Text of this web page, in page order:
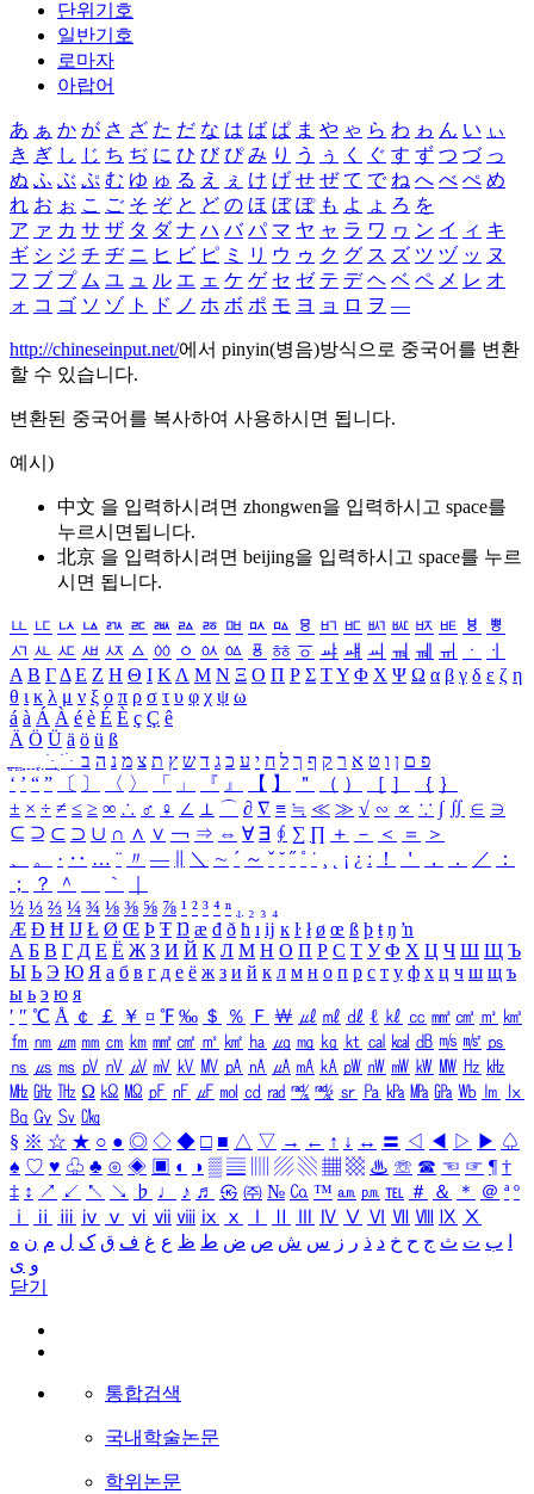
단위기호
일반기호
로마자
아랍어
あ ぁ か が さ ざ た だ な は ば ぱ ま や ゃ ら わ ゎ ん い ぃ
き ぎ し じ ち ぢ に ひ び ぴ み り う ぅ く ぐ す ず つ づ っ
ぬ ふ ぶ ぷ む ゆ ゅ る え ぇ け げ せ ぜ て で ね へ べ ぺ め
れ お ぉ こ ご そ ぞ と ど の ほ ぼ ぽ も よ ょ ろ を
ア ァ カ サ ザ タ ダ ナ ハ バ パ マ ヤ ャ ラ ワ ヮ ン イ ィ キ
ギ シ ジ チ ヂ ニ ヒ ビ ピ ミ リ ウ ゥ ク グ ス ズ ツ ヅ ッ ヌ
フ ブ プ ム ユ ュ ル エ ェ ケ ゲ セ ゼ テ デ ヘ ベ ペ メ レ オ
ォ コ ゴ ソ ゾ ト ド ノ ホ ボ ポ モ ヨ ョ ロ ヲ ―
http://chineseinput.net/에서 pinyin(병음)방식으로 중국어를 변환
할 수 있습니다.
변환된 중국어를 복사하여 사용하시면 됩니다.
예시)
中文 을 입력하시려면 zhongwen을 입력하시고 space를
누르시면됩니다.
北京 을 입력하시려면 beijing을 입력하시고 space를 누르
시면 됩니다.
ㅥ ㅦ ㅧ ㅨ ㅩ ㅪ ㅫ ㅬ ㅭ ㅮ ㅯ ㅰ ㅱ ㅲ ㅳ ㅴ ㅵ ㅶ ㅷ ㅸ
ㅹ
ㅺ ㅻ ㅼ ㅽ ㅾ ㅿ ㆀ ㆁ ㆂ ㆃ ㆄ ㆅ ㆆ ㆇ ㆈ ㆉ ㆊ ㆋ ㆌ ㆍ
ㆎ
Α Β ΓΔ Ε Ζ Η Θ Ι ΚΛ Μ Ν Ξ Ο Π Ρ Σ ΤΥ Φ Χ Ψ Ω α β γ δ ε ζ η
θ ι κ λ μ ν ξ ο π ρ σ τ υ φ χ ψ ω
á à Á À é è É È ç Ç ê
Ä Ö Ü ä ö ü ß
ִֶֹ ֻּ ׁׂ פ ם ן ו ט א ר ק ף ך ל ח י ע כ ג ד ש ץ ת צ מ נ ה ב
‘ ’ “ ” 〔 〕 〈 〉 「 」 『 』 【 】 ＂ （ ） ［ ］ ｛ ｝
± × ÷ ≠ ≤ ≥ ∞ ∴ ♂ ♀ ∠ ⊥ ⌒ ∂ ∇ ≡ ≒ ≪ ≫ √ ∽ ∝ ∵ ∫ ∬ ∈ ∋
⊆ ⊇ ⊂ ⊃ ∪ ∩ ∧ ∨ ￢ ⇒ ⇔ ∀ ∃ ∮ ∑ ∏ ＋ － ＜ ＝
＞
、
。 · ‥ … ¨ 〃 ― ＼ ∼ ´ ～ ˇ ˘ ˝ ˚ ˙ ¸ ¡ ¿ ː ！ ＇ ， ． ／
：
；
？ ＾ ｀
½ ⅓ ⅔ ¼ ¾ ⅛ ⅜ ⅝ ⅞ ¹ ² ³ ⁴ ⁿ ₁ ₂ ₃ ₄
Æ Ð Ħ Ĳ Ł Ø Œ Þ Ŧ Ŋ æ đ ð ħ ı ĳ ĸ ŀ ł ø œ ß þ ŧ ŋ ŉ
А Б В Г Д Е Ё Ж З И Й К Л М Н О П Р С Т У Ф Х Ц Ч Ш Щ Ъ
Ы Ь Э Ю Я а б в г д е ё ж з и й к л м н о п р с т у ф х ц ч ш щ ъ
ы ь э ю я
′ ″ ℃ Å ￠ ￡ ￥ ¤ ℉ ‰ ＄ ％ Ｆ ￦ ㎕ ㎖ ㎗ ℓ ㎘ ㏄ ㎣ ㎤ ㎥ ㎦
㎙ ㎚ ㎛ ㎜ ㎝ ㎞ ㎟ ㎠ ㎡ ㎢ ㏊ ㎍ ㎎ ㎏ ㏏ ㎈ ㎉ ㏈ ㎧ ㎨ ㎰
㎱ ㎲ ㎳ ㎴ ㎵ ㎶ ㎷ ㎸ ㎹ ㎀ ㎁ ㎂ ㎃ ㎄ ㎺ ㎻ ㎽ ㎾ ㎿ ㎐ ㎑
㎒ ㎓ ㎔ Ω ㏀ ㏁ ㎊ ㎋ ㎌ ㏖ ㏅ ㎭ ㎮ ㎯ ㏛ ㎩ ㎪ ㎫ ㎬ ㏝ ㏐
㏓
㏃ ㏉ ㏜ ㏆
§ ※ ☆ ★ ○ ● ◎ ◇ ◆ □ ■ △ ▽ → ← ↑ ↓ ↔ 〓 ◁ ◀ ▷ ▶ ♤
♠ ♡ ♥ ♧ ♣ ⊙ ◈ ▣ ◐ ◑ ▒ ▤ ▨ ▧ ▦ ▩ ♨ ☏ ☎ ☜ ☞ ¶ †
‡ ↕ ↗ ↙ ↖ ↘ ♭ ♩ ♪ ♬ ㉿ ㈜ № ㏇ ™ ㏂ ㏘ ℡ ＃ ＆ ＊ ＠ ª º
ⅰ
ⅱ ⅲ ⅳ ⅴ ⅵ ⅶ ⅷ ⅸ ⅹ Ⅳ Ⅴ Ⅵ Ⅶ Ⅷ Ⅸ Ⅹ
ب ت ث ج ح خ د ذ ر ز س ش ص ض ط ظ ع غ ف ق ک ل م ن ه
و ی
닫기
통합검색
국내학술논문
학위논문